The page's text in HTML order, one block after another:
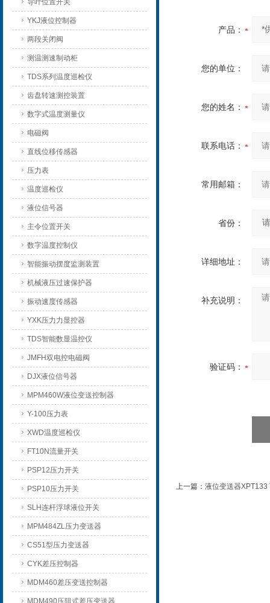
导叶位置开关
YKJ液位控制器
两段关闭阀
测温测速制动柜
TDS系列温度巡检仪
齿盘转速测控装置
数字式温度测量仪
电磁阀
直线位移传感器
压力表
温度巡检仪
液位信号器
主令位置开关
数字温度控制仪
智能振动摆度监测装置
机械液压过速保护器
振动速度传感器
YXK压力力显控器
TDS智能数显温控仪
JMFH双电控电磁阀
DJX液位信号器
MPM460W液位变送控制器
Y-100压力表
XWD温度巡检仪
FT10N流量开关
PSP12压力开关
PSP10压力开关
SLH连杆浮球液位开关
MPM484ZL压力变送器
CS51型压力变送器
CYK差压控制器
MDM460差压变送控制器
MDM490压阻式差压变送器
产品：
您的单位：
您的姓名：
联系电话：
常用邮箱：
省份：
详细地址：
补充说明：
验证码：
上一篇： 液位变送器XPT133